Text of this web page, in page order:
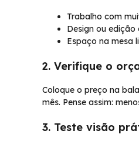
Trabalho com
Design ou
Espaço na mesa
2. Verifique o
Coloque o preço na
mês. Pense assim:
3. Teste visão